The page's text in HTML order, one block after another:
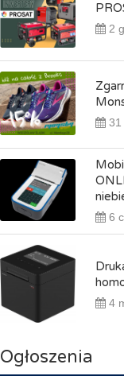
2
31
6
4
Ogłoszenia